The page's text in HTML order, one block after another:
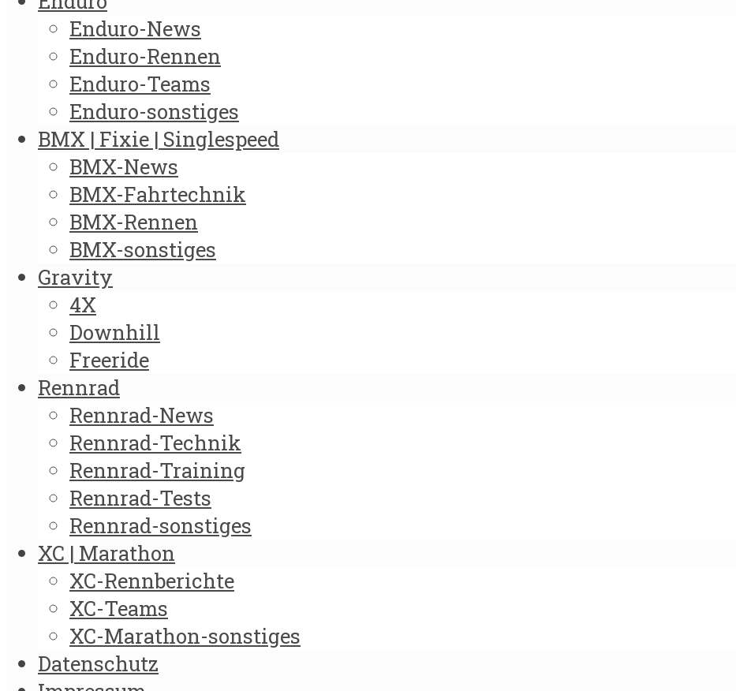
Enduro-News
Enduro-Rennen
Enduro-Teams
Enduro-sonstiges
BMX | Fixie | Singlespeed
BMX-News
BMX-Fahrtechnik
BMX-Rennen
BMX-sonstiges
Gravity
4X
Downhill
Freeride
Rennrad
Rennrad-News
Rennrad-Technik
Rennrad-Training
Rennrad-Tests
Rennrad-sonstiges
XC | Marathon
XC-Rennberichte
XC-Teams
XC-Marathon-sonstiges
Datenschutz